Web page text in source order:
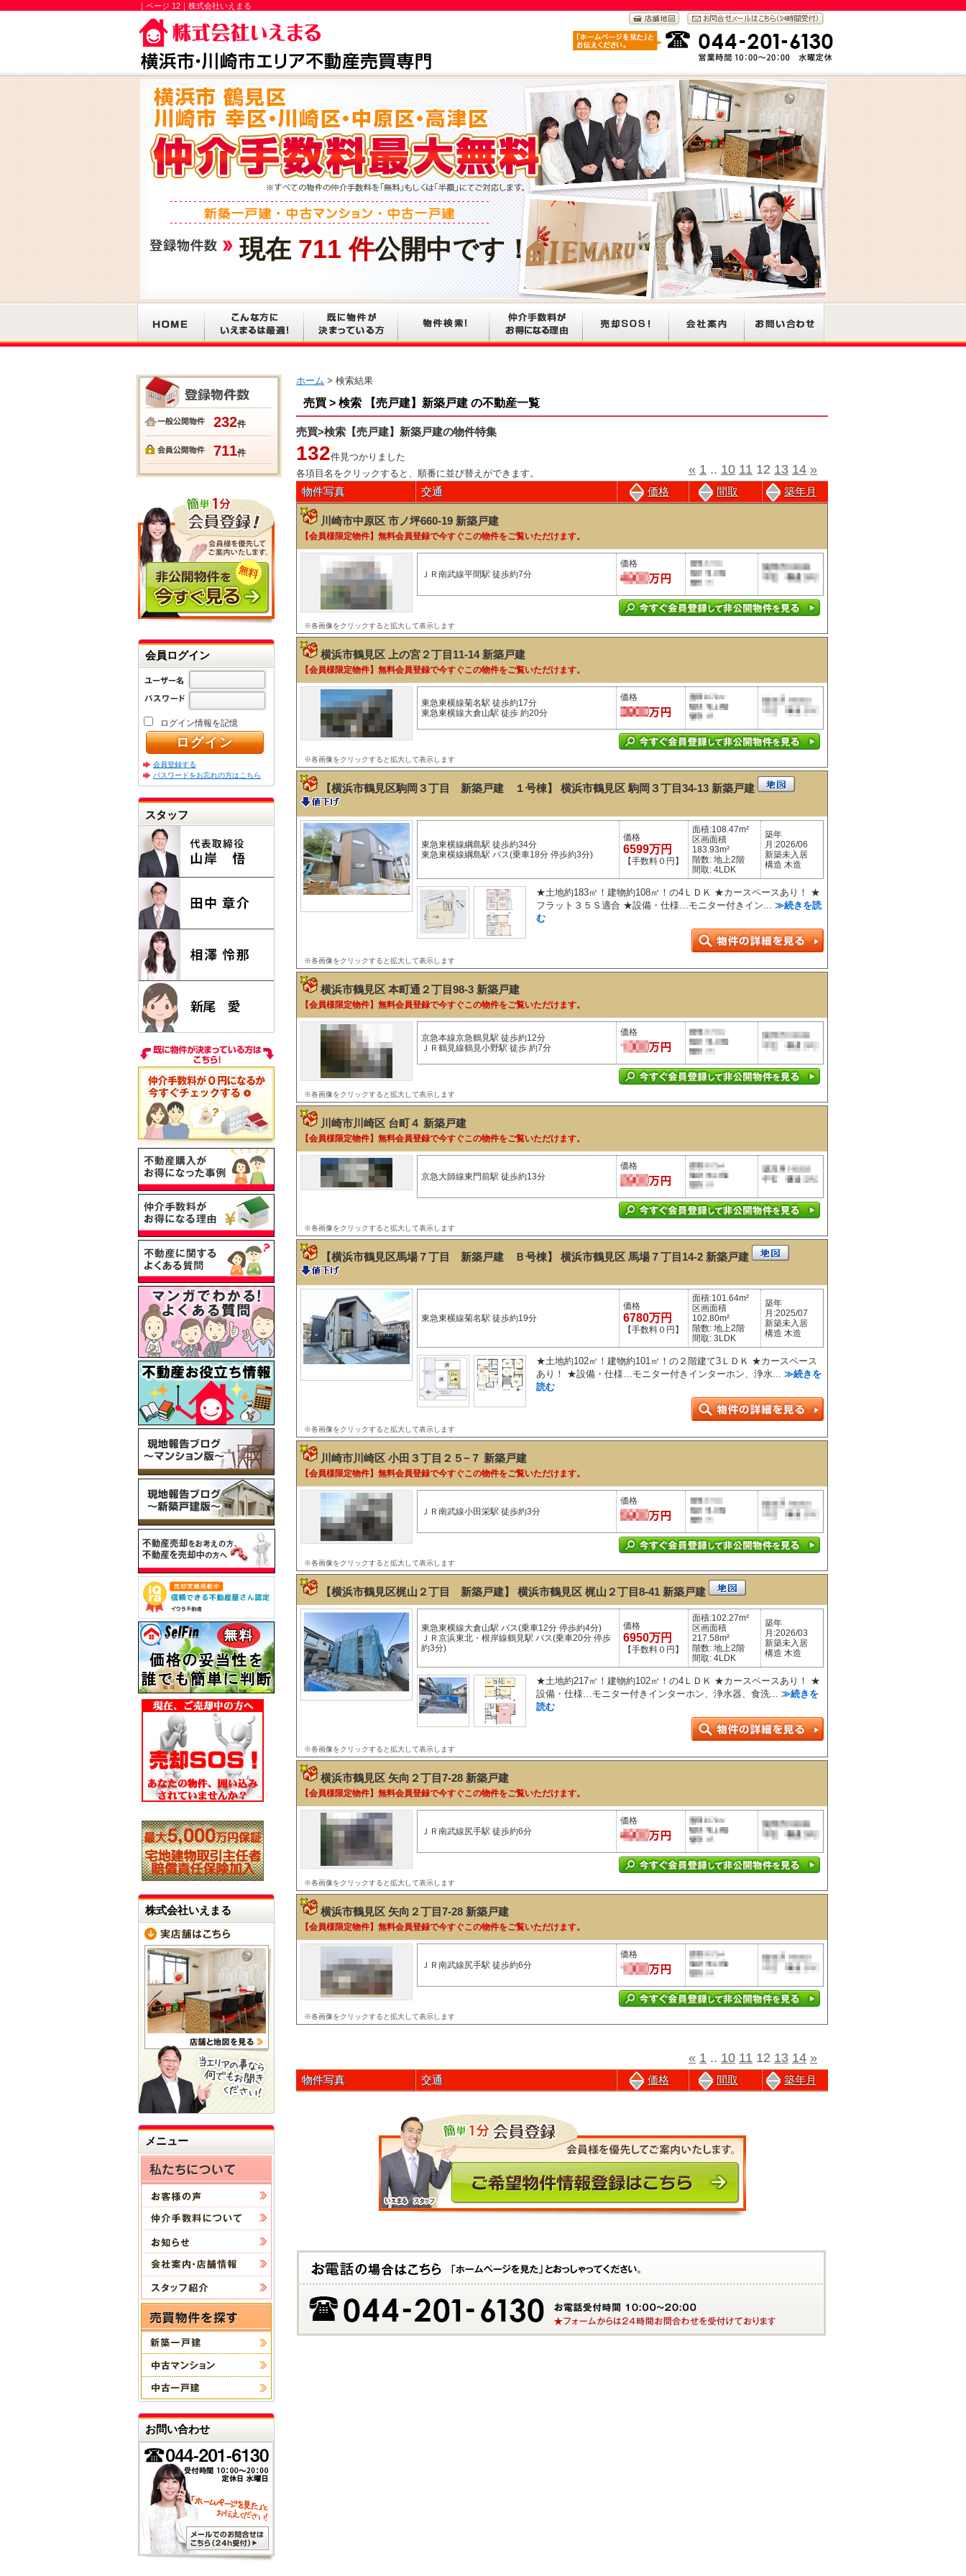
｜ページ 12｜株式会社いえまる
現在 711 件公開中です！
ホーム > 検索結果
売買 > 検索 【売戸建】新築戸建 の不動産一覧
売買>検索【売戸建】新築戸建の物件特集
132件見つかりました
各項目名をクリックすると、順番に並び替えができます。
物件写真 交通 価格 間取 築年月
« 1 .. 10 11 12 13 14 »
川崎市中原区 市ノ坪660-19 新築戸建
【会員様限定物件】無料会員登録で今すぐこの物件をご覧いただけます。
ＪＲ南武線平間駅 徒歩約7分
価格
※各画像をクリックすると拡大して表示します
横浜市鶴見区 上の宮２丁目11-14 新築戸建
【会員様限定物件】無料会員登録で今すぐこの物件をご覧いただけます。
東急東横線菊名駅 徒歩約17分
東急東横線大倉山駅 徒歩 約20分
価格
※各画像をクリックすると拡大して表示します
【横浜市鶴見区駒岡３丁目 新築戸建 １号棟】 横浜市鶴見区 駒岡３丁目34-13 新築戸建
東急東横線綱島駅 徒歩約34分
東急東横線綱島駅 バス(乗車18分 停歩約3分)
価格
6599万円
【手数料０円】
面積:108.47m²
区画面積
183.93m²
階数: 地上2階
間取: 4LDK
築年
月:2026/06
新築未入居
構造 木造
★土地約183㎡！建物約108㎡！の4ＬＤＫ ★カースペースあり！ ★
フラット３５Ｓ適合 ★設備・仕様…モニター付きイン... ≫続きを読
む
※各画像をクリックすると拡大して表示します
横浜市鶴見区 本町通２丁目98-3 新築戸建
【会員様限定物件】無料会員登録で今すぐこの物件をご覧いただけます。
京急本線京急鶴見駅 徒歩約12分
ＪＲ鶴見線鶴見小野駅 徒歩 約7分
価格
※各画像をクリックすると拡大して表示します
川崎市川崎区 台町４ 新築戸建
【会員様限定物件】無料会員登録で今すぐこの物件をご覧いただけます。
京急大師線東門前駅 徒歩約13分
価格
※各画像をクリックすると拡大して表示します
【横浜市鶴見区馬場７丁目 新築戸建 Ｂ号棟】 横浜市鶴見区 馬場７丁目14-2 新築戸建
東急東横線菊名駅 徒歩約19分
価格
6780万円
【手数料０円】
面積:101.64m²
区画面積
102.80m²
階数: 地上2階
間取: 3LDK
築年
月:2025/07
新築未入居
構造 木造
★土地約102㎡！建物約101㎡！の２階建て3ＬＤＫ ★カースペース
あり！ ★設備・仕様…モニター付きインターホン、浄水... ≫続きを
読む
※各画像をクリックすると拡大して表示します
川崎市川崎区 小田３丁目２５−７ 新築戸建
【会員様限定物件】無料会員登録で今すぐこの物件をご覧いただけます。
ＪＲ南武線小田栄駅 徒歩約3分
価格
※各画像をクリックすると拡大して表示します
【横浜市鶴見区梶山２丁目 新築戸建】 横浜市鶴見区 梶山２丁目8-41 新築戸建
東急東横線大倉山駅 バス(乗車12分 停歩約4分)
ＪＲ京浜東北・根岸線鶴見駅 バス(乗車20分 停歩
約3分)
価格
6950万円
【手数料０円】
面積:102.27m²
区画面積
217.58m²
階数: 地上2階
間取: 4LDK
築年
月:2026/03
新築未入居
構造 木造
★土地約217㎡！建物約102㎡！の4ＬＤＫ ★カースペースあり！ ★
設備・仕様…モニター付きインターホン、浄水器、食洗... ≫続きを
読む
※各画像をクリックすると拡大して表示します
横浜市鶴見区 矢向２丁目7-28 新築戸建
【会員様限定物件】無料会員登録で今すぐこの物件をご覧いただけます。
ＪＲ南武線尻手駅 徒歩約6分
価格
※各画像をクリックすると拡大して表示します
横浜市鶴見区 矢向２丁目7-28 新築戸建
【会員様限定物件】無料会員登録で今すぐこの物件をご覧いただけます。
ＪＲ南武線尻手駅 徒歩約6分
価格
※各画像をクリックすると拡大して表示します
物件写真 交通 価格 間取 築年月
« 1 .. 10 11 12 13 14 »
前のページにもどる
232件
711件
会員ログイン
ログイン情報を記憶
会員登録する
パスワードをお忘れの方はこちら
スタッフ
株式会社いえまる
メニュー
お問い合わせ